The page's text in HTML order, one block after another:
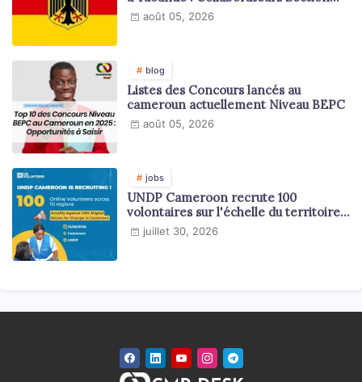
Juridique et Consulaire
août 05, 2026
blog
Listes des Concours lancés au
cameroun actuellement Niveau BEPC
août 05, 2026
jobs
UNDP Cameroon recrute 100
volontaires sur l'échelle du territoire
national
juillet 30, 2026